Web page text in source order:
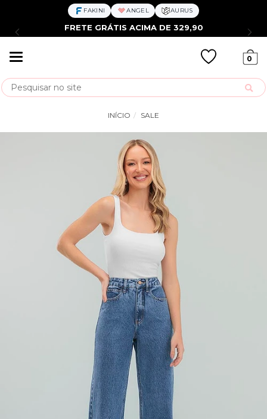
FAKINI ANGEL AURUS
FRETE GRÁTIS ACIMA DE 329,90
0
Busca
INÍCIO SALE